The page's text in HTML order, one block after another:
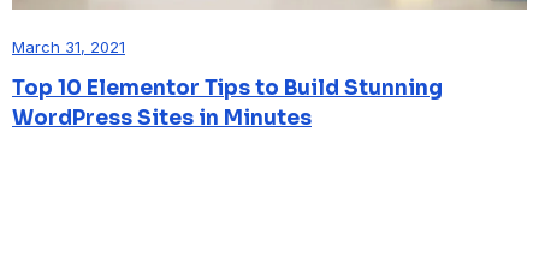
March 31, 2021
Top 10 Elementor Tips to Build Stunning
WordPress Sites in Minutes